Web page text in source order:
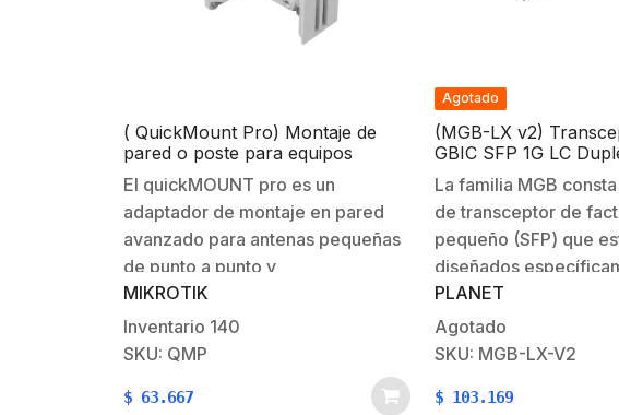
( QuickMount Pro) Montaje de
pared o poste para equipos
MIKROTIK con ajuste de 140°.
El quickMOUNT pro es un
adaptador de montaje en pared
avanzado para antenas pequeñas
de punto a punto y
sectoriales. Puede montarlo en la
pared o usarlo como un adaptador
desde un poste de gran diámetro
hasta un clip de montaje de antena
de tamaño pequeño,…
MIKROTIK
Inventario 140
SKU: QMP
$ 63.667
Agotado
(MGB-LX v2)
GBIC SFP 1G LC
fibra monomodo 20Km
La familia MGB
de transceptor de
pequeño (SFP) que
diseñados
un enlace de datos
integrado de alto
través de fibra óptica
transceptor cumplen
PLANET
Agotado
SKU: MGB-LX-V2
$ 103.169